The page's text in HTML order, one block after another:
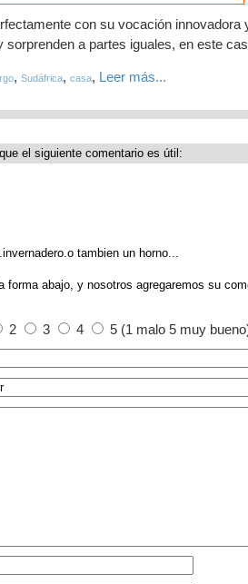
con su vocación innovadora
a partes iguales, en este
, Sudáfrica, casa, Leer más...
el siguiente comentario es útil:
tambien un horno...
forma abajo, y nosotros agregaremos su
2 3 4 5 (1 malo 5 muy